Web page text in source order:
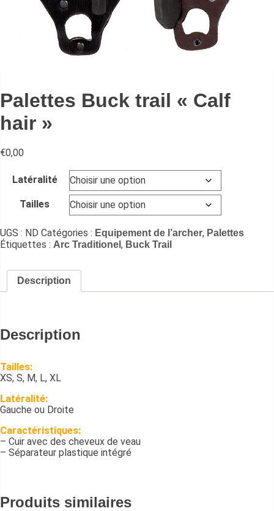
Palettes Buck trail « Calf
hair »
€0,00
Latéralité
Tailles
UGS : ND Catégories : Equipement de l’archer, Palettes
Étiquettes : Arc Traditionel , Buck Trail
Description
Description
Tailles:
XS, S, M, L, XL
Latéralité:
Gauche ou Droite
Caractéristiques:
– Cuir avec des cheveux de veau
– Séparateur plastique intégré
Produits similaires